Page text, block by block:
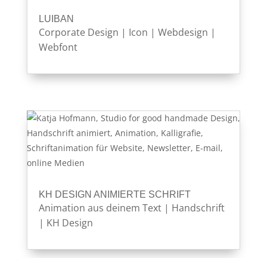
LUIBAN
Corporate Design | Icon | Webdesign |
Webfont
KH DESIGN ANIMIERTE SCHRIFT
Animation aus deinem Text| Handschrift
| KH Design